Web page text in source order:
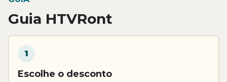
Guia HTVRont
1
Escolhe o desconto